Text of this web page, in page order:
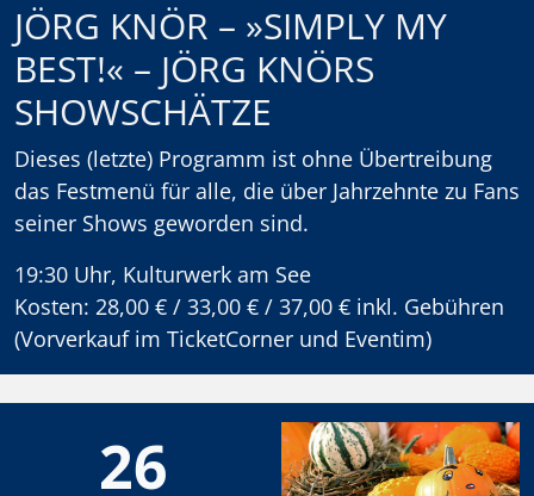
JÖRG KNÖR – »SIMPLY MY
BEST!« – JÖRG KNÖRS
SHOWSCHÄTZE
Dieses (letzte) Programm ist ohne Übertreibung
das Festmenü für alle, die über Jahrzehnte zu Fans
seiner Shows geworden sind.
19:30 Uhr, Kulturwerk am See
Kosten: 28,00 € / 33,00 € / 37,00 € inkl. Gebühren
(Vorverkauf im TicketCorner und Eventim)
26